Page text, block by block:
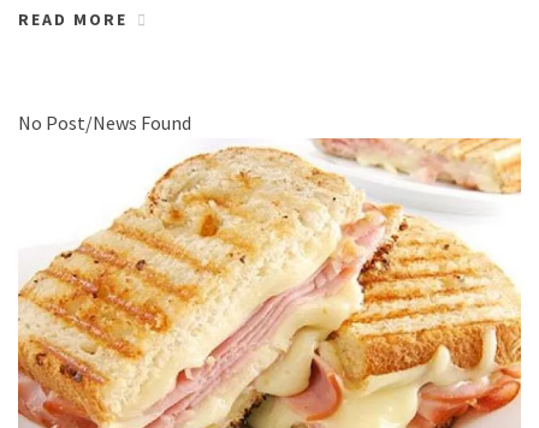
READ MORE
No Post/News Found